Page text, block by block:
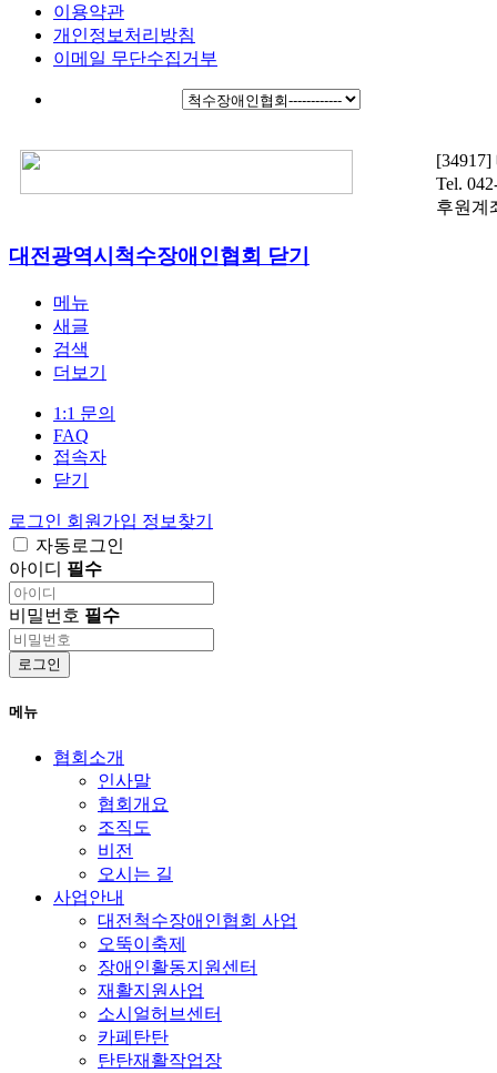
이용약관
개인정보처리방침
이메일 무단수집거부
Tel.
후원계
대전광역시척수장애인협회 닫기
메뉴
새글
검색
더보기
1:1 문의
FAQ
접속자
닫기
로그인 회원가입 정보찾기
자동로그인
아이디 필수
비밀번호 필수
로그인
메뉴
협회소개
인사말
협회개요
조직도
비전
오시는 길
사업안내
대전척수장애인협회 사업
오뚝이축제
장애인활동지원센터
재활지원사업
소시얼허브센터
카페탄탄
탄탄재활작업장